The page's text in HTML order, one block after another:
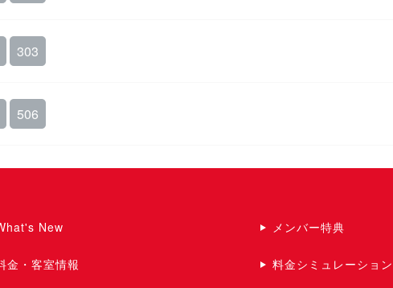
303
506
New メンバー特典
金・客室情報 料金シミュレーション